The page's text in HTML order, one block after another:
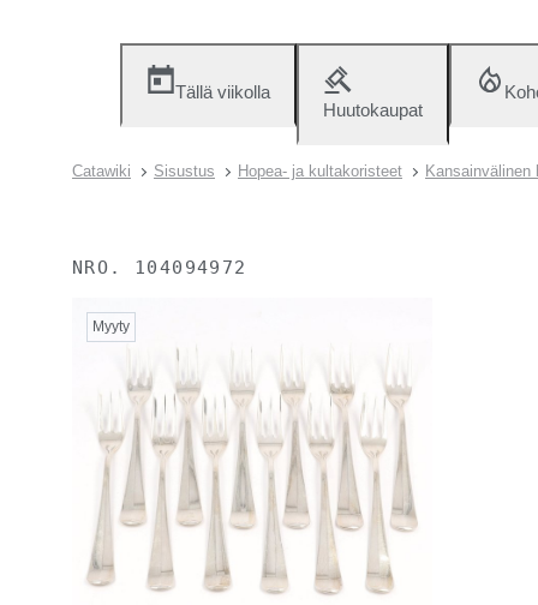
Tällä viikolla
Huutokaupat
Catawiki Sisustus Hopea- ja kultakoristeet Kansainvälinen
NRO. 104094972
Myyty